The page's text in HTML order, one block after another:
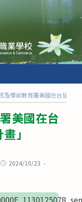
及學前教育署美國在台協會
美國在台
」
Post2024/10/23